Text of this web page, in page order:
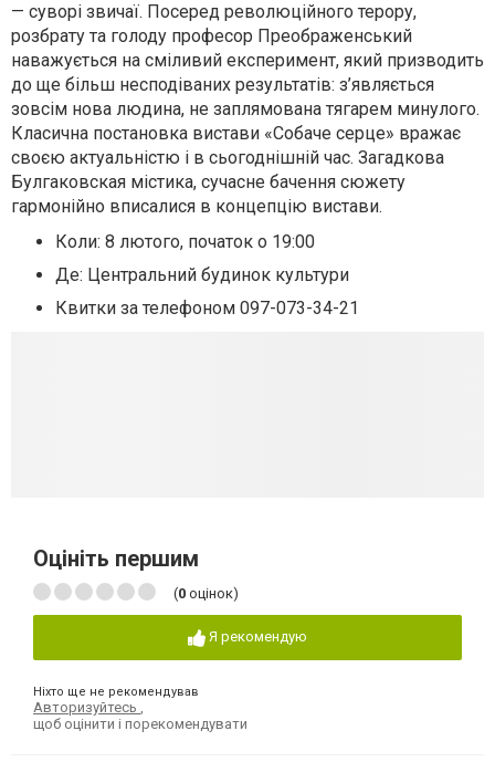
— суворі звичаї. Посеред революційного терору,
розбрату та голоду професор Преображенський
наважується на сміливий експеримент, який призводить
до ще більш несподіваних результатів: з’являється
зовсім нова людина, не заплямована тягарем минулого.
Класична постановка вистави «Собаче серце» вражає
своєю актуальністю і в сьогоднішній час. Загадкова
Булгаковская містика, сучасне бачення сюжету
гармонійно вписалися в концепцію вистави.
Коли: 8 лютого, початок о 19:00
Де: Центральний будинок культури
Квитки за телефоном 097-073-34-21
Оцініть першим
(0 оцінок)
Я рекомендую
Ніхто ще не рекомендував
Авторизуйтесь
щоб оцінити і порекомендувати